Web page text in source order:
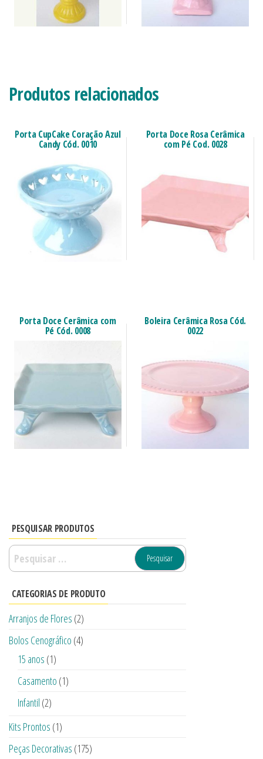
Produtos relacionados
Porta CupCake Coração Azul
Candy Cód. 0010
Porta Doce Rosa Cerâmica
com Pé Cod. 0028
Porta Doce Cerâmica com
Pé Cód. 0008
Boleira Cerâmica Rosa Cód.
0022
PESQUISAR PRODUTOS
CATEGORIAS DE PRODUTO
Arranjos de Flores (2)
Bolos Cenográfico (4)
15 anos (1)
Casamento (1)
Infantil (2)
Kits Prontos (1)
Peças Decorativas (175)